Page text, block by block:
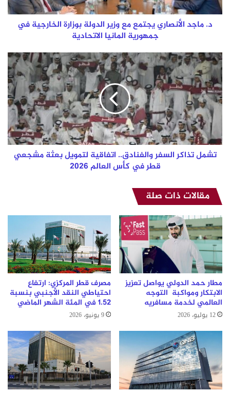
الخارجية
في
الاتحادية
د. ماجد الأنصاري يجتمع مع وزير الدولة بوزارة الخارجية في
جمهورية المانيا الاتحادية
تشمل
تذاكر
السفر
والفنادق..
اتفاقية
لتمويل
بعثة
مشجعي
قطر
في
2026
تشمل تذاكر السفر والفنادق.. اتفاقية لتمويل بعثة مشجعي
قطر في كأس العالم 2026
مقالات ذات صلة
مطار حمد الدولي يواصل تعزيز
الابتكار ومواكبة التوجه
العالمي لخدمة مسافريه
12 يوليو، 2026
مصرف قطر المركزي: ارتفاع
احتياطي النقد الأجنبي بنسبة
1.52 في المئة الشهر الماضي
9 يونيو، 2026